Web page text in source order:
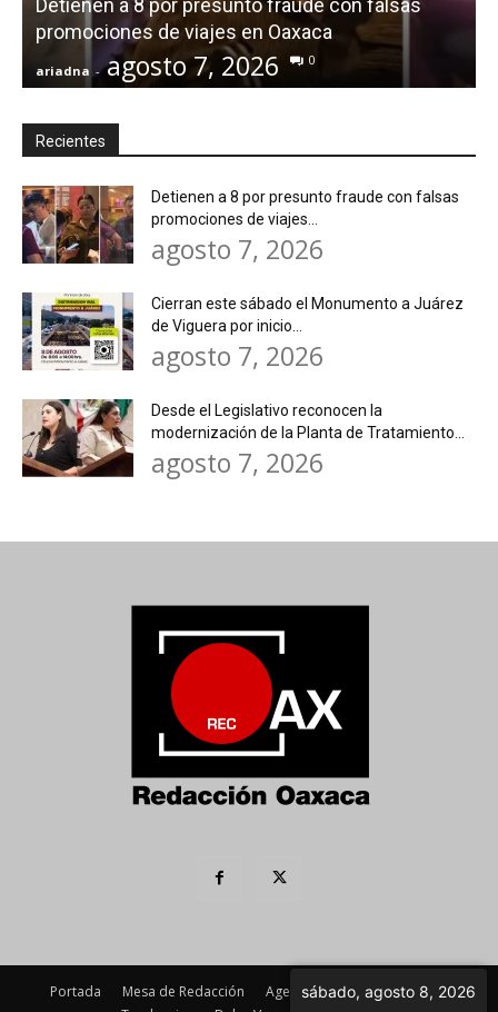
Detienen a 8 por presunto fraude con falsas
promociones de viajes en Oaxaca
ariadna - agosto 7, 2026 0
Recientes
Detienen a 8 por presunto fraude con falsas
promociones de viajes...
agosto 7, 2026
Cierran este sábado el Monumento a Juárez
de Viguera por inicio...
agosto 7, 2026
Desde el Legislativo reconocen la
modernización de la Planta de Tratamiento...
agosto 7, 2026
Portada Mesa de Redacción Agenda Política
Imagen
sábado, agosto 8, 2026